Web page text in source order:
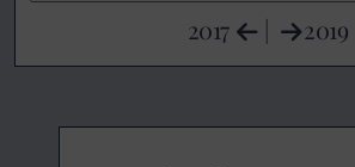
2017 | 2019